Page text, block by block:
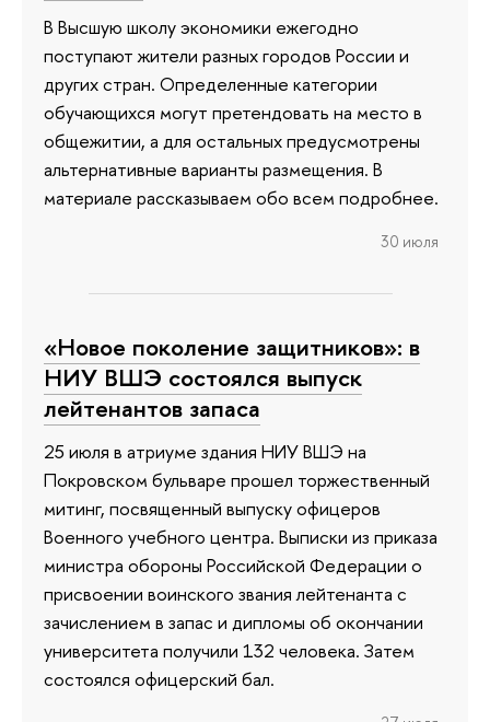
В Высшую школу экономики ежегодно
поступают жители разных городов России и
других стран. Определенные категории
обучающихся могут претендовать на место в
общежитии, а для остальных предусмотрены
альтернативные варианты размещения. В
материале рассказываем обо всем подробнее.
30 июля
«Новое поколение защитников»: в
НИУ ВШЭ состоялся выпуск
лейтенантов запаса
25 июля в атриуме здания НИУ ВШЭ на
Покровском бульваре прошел торжественный
митинг, посвященный выпуску офицеров
Военного учебного центра. Выписки из приказа
министра обороны Российской Федерации о
присвоении воинского звания лейтенанта с
зачислением в запас и дипломы об окончании
университета получили 132 человека. Затем
состоялся офицерский бал.